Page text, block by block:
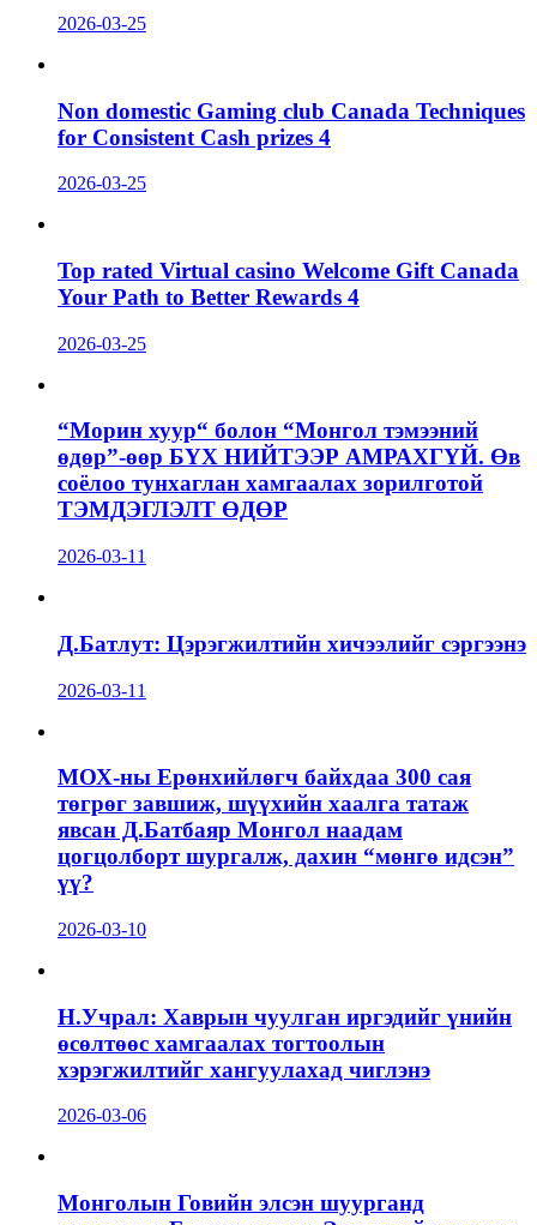
2026-03-25
Non domestic Gaming club Canada Techniques
for Consistent Cash prizes 4
2026-03-25
Top rated Virtual casino Welcome Gift Canada
Your Path to Better Rewards 4
2026-03-25
“Морин хуур“ болон “Монгол тэмээний
өдөр”-өөр БҮХ НИЙТЭЭР АМРАХГҮЙ. Өв
соёлоо тунхаглан хамгаалах зорилготой
ТЭМДЭГЛЭЛТ ӨДӨР
2026-03-11
Д.Батлут: Цэрэгжилтийн хичээлийг сэргээнэ
2026-03-11
МОХ-ны Ерөнхийлөгч байхдаа 300 сая
төгрөг завшиж, шүүхийн хаалга татаж
явсан Д.Батбаяр Монгол наадам
цогцолборт шургалж, дахин “мөнгө идсэн”
үү?
2026-03-10
Н.Учрал: Хаврын чуулган иргэдийг үнийн
өсөлтөөс хамгаалах тогтоолын
хэрэгжилтийг хангуулахад чиглэнэ
2026-03-06
Монголын Говийн элсэн шуурганд